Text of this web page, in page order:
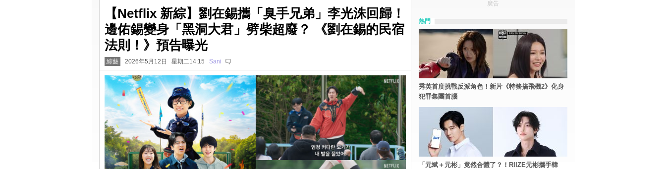
【Netflix 新綜】劉在錫攜「臭手兄弟」李光洙回歸！
邊佑錫變身「黑洞大君」劈柴超廢？ 《劉在錫的民宿
法則！》預告曝光
綜藝 2026年5月12日 星期二14:15 Sani
廣告
熱門
秀英首度挑戰反派角色！新片《特務搞飛機2》化身
犯罪集團首腦
「元斌＋元彬」竟然合體了？！RIIZE元彬攜手韓